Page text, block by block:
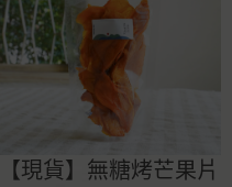
【現貨】無糖烤芒果片